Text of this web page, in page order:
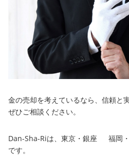
金の売却を考えているなら、信頼と
ぜひご相談ください。
Dan-Sha-Riは、東京・銀座 福岡
です。